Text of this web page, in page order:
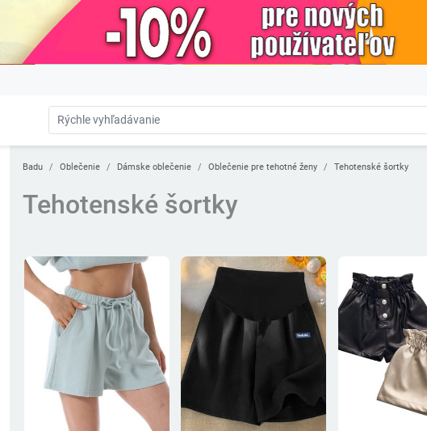
Badu Oblečenie Dámske oblečenie Oblečenie pre tehotné ženy Tehotenské šortky
Tehotenské šortky